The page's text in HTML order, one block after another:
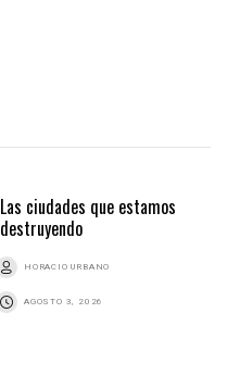
Las ciudades que estamos
destruyendo
HORACIO URBANO
AGOSTO 3, 2026